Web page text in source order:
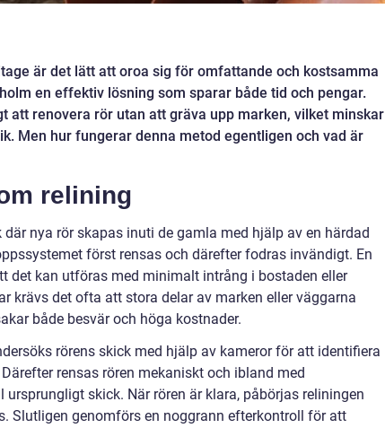
är det lätt att oroa sig för omfattande och kostsamma
en effektiv lösning som sparar både tid och pengar.
att renovera rör utan att gräva upp marken, vilket minskar
Men hur fungerar denna metod egentligen och vad är
relining
där nya rör skapas inuti de gamla med hjälp av en härdad
först rensas och därefter fodras invändigt. En
det kan utföras med minimalt intrång i bostaden eller
krävs det ofta att stora delar av marken eller väggarna
både besvär och höga kostnader.
rörens skick med hjälp av kameror för att identifiera
rensas rören mekaniskt och ibland med
skick. När rören är klara, påbörjas reliningen
Slutligen genomförs en noggrann efterkontroll för att